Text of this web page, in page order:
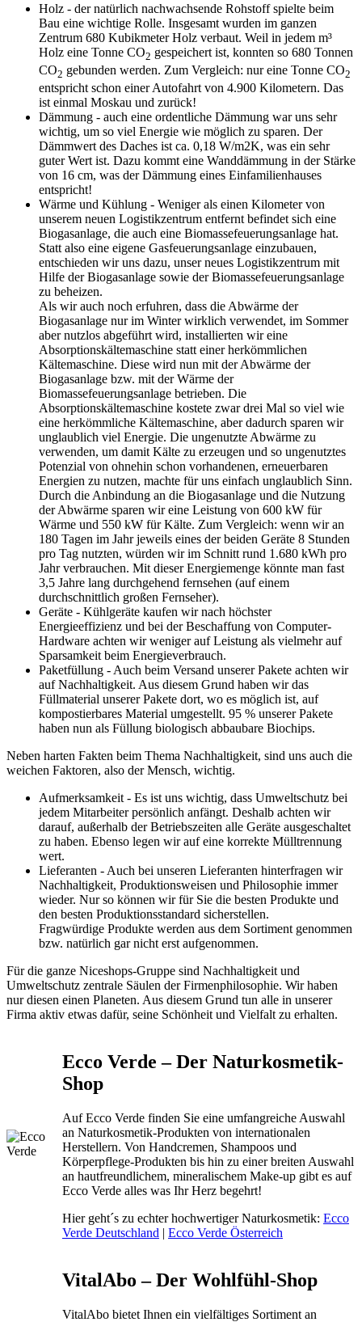
Holz - der natürlich nachwachsende Rohstoff spielte beim
Bau eine wichtige Rolle. Insgesamt wurden im ganzen
Zentrum 680 Kubikmeter Holz verbaut. Weil in jedem m³
Holz eine Tonne CO2 gespeichert ist, konnten so 680 Tonnen
CO2 gebunden werden. Zum Vergleich: nur eine Tonne CO2
entspricht schon einer Autofahrt von 4.900 Kilometern. Das
ist einmal Moskau und zurück!
Dämmung - auch eine ordentliche Dämmung war uns sehr
wichtig, um so viel Energie wie möglich zu sparen. Der
Dämmwert des Daches ist ca. 0,18 W/m2K, was ein sehr
guter Wert ist. Dazu kommt eine Wanddämmung in der Stärke
von 16 cm, was der Dämmung eines Einfamilienhauses
entspricht!
Wärme und Kühlung - Weniger als einen Kilometer von
unserem neuen Logistikzentrum entfernt befindet sich eine
Biogasanlage, die auch eine Biomassefeuerungsanlage hat.
Statt also eine eigene Gasfeuerungsanlage einzubauen,
entschieden wir uns dazu, unser neues Logistikzentrum mit
Hilfe der Biogasanlage sowie der Biomassefeuerungsanlage
zu beheizen.
Als wir auch noch erfuhren, dass die Abwärme der
Biogasanlage nur im Winter wirklich verwendet, im Sommer
aber nutzlos abgeführt wird, installierten wir eine
Absorptionskältemaschine statt einer herkömmlichen
Kältemaschine. Diese wird nun mit der Abwärme der
Biogasanlage bzw. mit der Wärme der
Biomassefeuerungsanlage betrieben. Die
Absorptionskältemaschine kostete zwar drei Mal so viel wie
eine herkömmliche Kältemaschine, aber dadurch sparen wir
unglaublich viel Energie. Die ungenutzte Abwärme zu
verwenden, um damit Kälte zu erzeugen und so ungenutztes
Potenzial von ohnehin schon vorhandenen, erneuerbaren
Energien zu nutzen, machte für uns einfach unglaublich Sinn.
Durch die Anbindung an die Biogasanlage und die Nutzung
der Abwärme sparen wir eine Leistung von 600 kW für
Wärme und 550 kW für Kälte. Zum Vergleich: wenn wir an
180 Tagen im Jahr jeweils eines der beiden Geräte 8 Stunden
pro Tag nutzten, würden wir im Schnitt rund 1.680 kWh pro
Jahr verbrauchen. Mit dieser Energiemenge könnte man fast
3,5 Jahre lang durchgehend fernsehen (auf einem
durchschnittlich großen Fernseher).
Geräte - Kühlgeräte kaufen wir nach höchster
Energieeffizienz und bei der Beschaffung von Computer-
Hardware achten wir weniger auf Leistung als vielmehr auf
Sparsamkeit beim Energieverbrauch.
Paketfüllung - Auch beim Versand unserer Pakete achten wir
auf Nachhaltigkeit. Aus diesem Grund haben wir das
Füllmaterial unserer Pakete dort, wo es möglich ist, auf
kompostierbares Material umgestellt. 95 % unserer Pakete
haben nun als Füllung biologisch abbaubare Biochips.
Neben harten Fakten beim Thema Nachhaltigkeit, sind uns auch die
weichen Faktoren, also der Mensch, wichtig.
Aufmerksamkeit - Es ist uns wichtig, dass Umweltschutz bei
jedem Mitarbeiter persönlich anfängt. Deshalb achten wir
darauf, außerhalb der Betriebszeiten alle Geräte ausgeschaltet
zu haben. Ebenso legen wir auf eine korrekte Mülltrennung
wert.
Lieferanten - Auch bei unseren Lieferanten hinterfragen wir
Nachhaltigkeit, Produktionsweisen und Philosophie immer
wieder. Nur so können wir für Sie die besten Produkte und
den besten Produktionsstandard sicherstellen.
Fragwürdige Produkte werden aus dem Sortiment genommen
bzw. natürlich gar nicht erst aufgenommen.
Für die ganze Niceshops-Gruppe sind Nachhaltigkeit und
Umweltschutz zentrale Säulen der Firmenphilosophie. Wir haben
nur diesen einen Planeten. Aus diesem Grund tun alle in unserer
Firma aktiv etwas dafür, seine Schönheit und Vielfalt zu erhalten.
Ecco Verde – Der Naturkosmetik-
Shop
Auf Ecco Verde finden Sie eine umfangreiche Auswahl
an Naturkosmetik-Produkten von internationalen
Herstellern. Von Handcremen, Shampoos und
Körperpflege-Produkten bis hin zu einer breiten Auswahl
an hautfreundlichem, mineralischem Make-up gibt es auf
Ecco Verde alles was Ihr Herz begehrt!
Hier geht´s zu echter hochwertiger Naturkosmetik: Ecco
Verde Deutschland | Ecco Verde Österreich
VitalAbo – Der Wohlfühl-Shop
VitalAbo bietet Ihnen ein vielfältiges Sortiment an